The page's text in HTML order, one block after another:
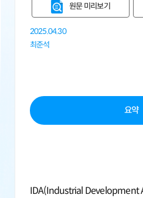
원문 미리보기
2025.04.30
최준석
요약
IDA(Industrial Development